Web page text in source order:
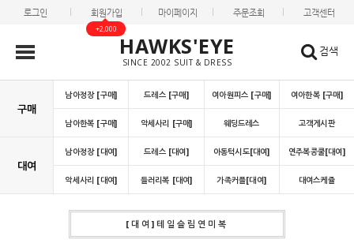
로그인 회원가입
+2,000
마이페이지 주문조회 고객센터
HAWKS'EYE
SINCE 2002 SUIT & DRESS
검색
구매
남아정장 [구매] 드레스 [구매] 여아원피스 [구매] 여아한복 [구매]
남아한복 [구매] 악세사리 [구매] 웨딩드레스 고객게시판
대여
남아정장 [대여] 드레스 [대여] 아동턱시도[대여] 연주복콩쿨[대여]
악세사리 [대여] 들러리복 [대여] 가족커플[대여] 대여스케쥴
[대여]테일슬림연미복